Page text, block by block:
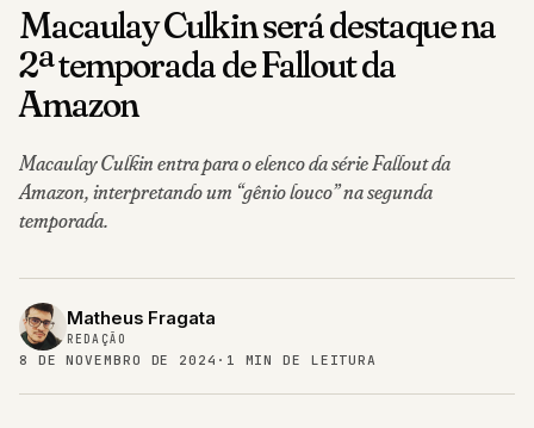
Macaulay Culkin será destaque na
2ª temporada de Fallout da
Amazon
Macaulay Culkin entra para o elenco da série Fallout da
Amazon, interpretando um “gênio louco” na segunda
temporada.
Matheus Fragata
REDAÇÃO
8 DE NOVEMBRO DE 2024 · 1 MIN DE LEITURA